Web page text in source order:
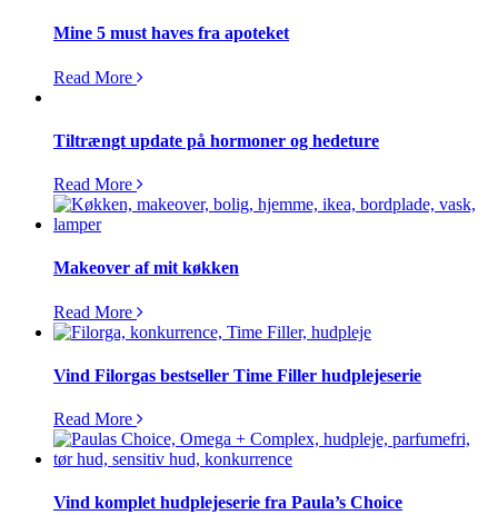
Mine 5 must haves fra apoteket
Read More
Tiltrængt update på hormoner og hedeture
Read More
Makeover af mit køkken
Read More
Vind Filorgas bestseller Time Filler hudplejeserie
Read More
Vind komplet hudplejeserie fra Paula’s Choice